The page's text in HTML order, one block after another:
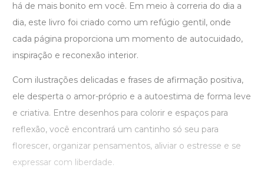
há de mais bonito em você. Em meio à correria do dia a
dia, este livro foi criado como um refúgio gentil, onde
cada página proporciona um momento de autocuidado,
inspiração e reconexão interior.
Com ilustrações delicadas e frases de afirmação positiva,
ele desperta o amor-próprio e a autoestima de forma leve
e criativa. Entre desenhos para colorir e espaços para
reflexão, você encontrará um cantinho só seu para
florescer, organizar pensamentos, aliviar o estresse e se
expressar com liberdade.